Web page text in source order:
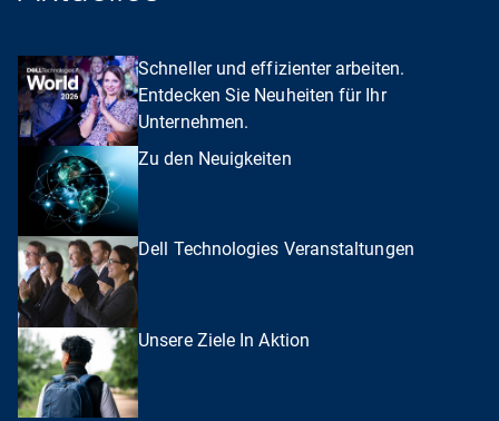
Schneller und effizienter arbeiten.
Entdecken Sie Neuheiten für Ihr
Unternehmen.
Zu den Neuigkeiten
Dell Technologies Veranstaltungen
Unsere Ziele In Aktion